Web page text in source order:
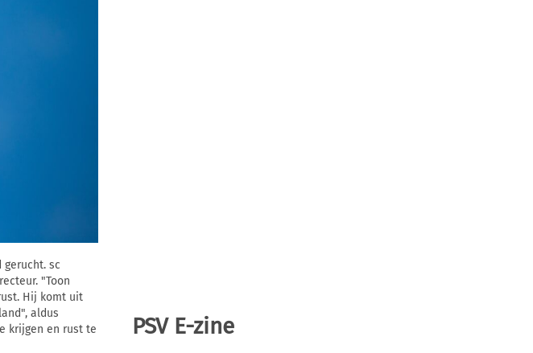
gerucht. sc
"Toon
Hij komt uit
aldus
krijgen en rust te
PSV E-zine